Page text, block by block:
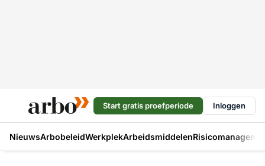
Start gratis proefperiode Inloggen
NieuwsArbobeleidWerkplekArbeidsmiddelen